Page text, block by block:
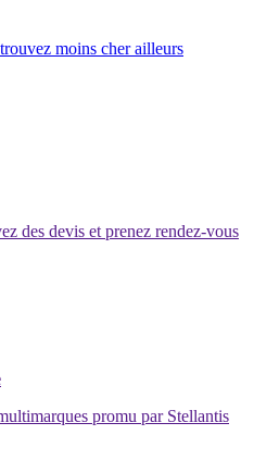
moins cher ailleurs
des devis et prenez rendez-vous
promu par Stellantis